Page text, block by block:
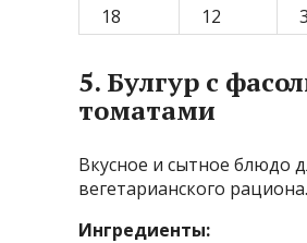
18 12
5. Булгур с
томатами
Вкусное и сытное блюдо
вегетарианского рациона.
Ингредиенты: